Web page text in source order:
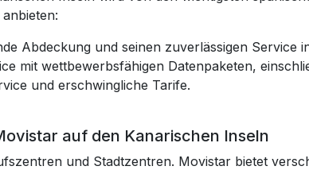
Abdeckung und seinen zuverlässigen Service
mit wettbewerbsfähigen Datenpaketen,
und erschwingliche Tarife.
auf den Kanarischen Inseln
und Stadtzentren. Movistar bietet